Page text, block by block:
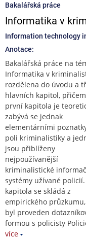
Bakalářská práce
Informatika v
Information technology
Anotace:
Bakalářská práce na
Informatika v
rozdělena do úvodu a
hlavních kapitol,
první kapitola je
zabývá se jednak
elementárními
poli kriminalistiky a
jsou přiblíženy
nejpoužívanější
kriminalistické
systémy užívané
kapitola se skládá z
empirického
byl proveden
formou s policisty
více